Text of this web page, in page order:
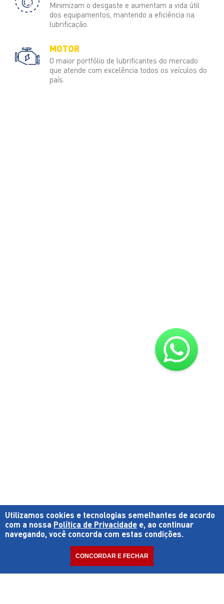
Minimizam o desgaste e aumentam a vida útil
dos equipamentos, mantendo a eficiência na
lubrificação.
MOTOR
O maior portfólio de lubrificantes do mercado
que atende com excelência todos os veículos do
país.
Utilizamos cookies e tecnologias semelhantes de acordo
com a nossa Política de Privacidade e, ao continuar
navegando, você concorda com estas condições.
CONCORDAR E FECHAR